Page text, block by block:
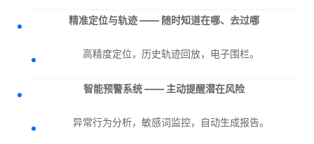
精准定位与轨迹 —— 随时知道在哪、去过哪
高精度定位，历史轨迹回放，电子围栏。
智能预警系统 —— 主动提醒潜在风险
异常行为分析，敏感词监控，自动生成报告。